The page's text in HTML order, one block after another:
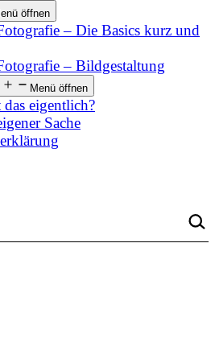
öffnen
– Die Basics kurz und
– Bildgestaltung
Menü öffnen
eigentlich?
Sache